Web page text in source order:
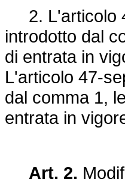
2. L'articolo
introdotto dal
di entrata in
L'articolo 47-
dal comma 1,
entrata in
Art. 2.